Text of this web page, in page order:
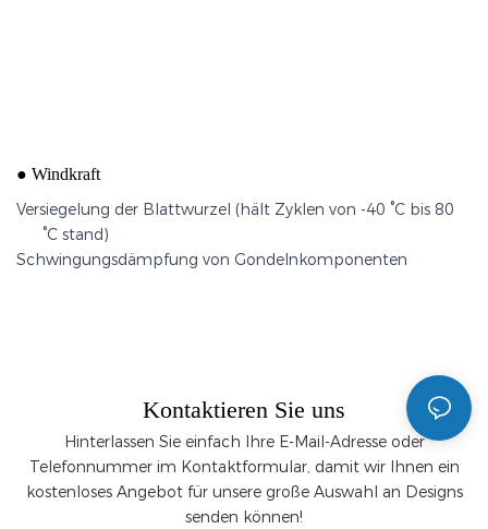
● Windkraft
Versiegelung der Blattwurzel (hält Zyklen von -40 °C bis 80
°C stand)
Schwingungsdämpfung von Gondelnkomponenten
Kontaktieren Sie uns
Hinterlassen Sie einfach Ihre E-Mail-Adresse oder
Telefonnummer im Kontaktformular, damit wir Ihnen ein
kostenloses Angebot für unsere große Auswahl an Designs
senden können!